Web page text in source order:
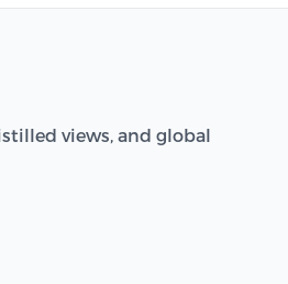
views, and global